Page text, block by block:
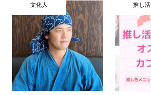
文化人 推し活